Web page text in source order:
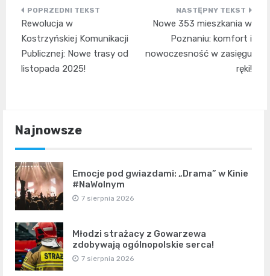
Nawigacja
wpisu
Rewolucja w
Kostrzyńskiej Komunikacji
Publicznej: Nowe trasy od
listopada 2025!
Nowe 353 mieszkania w
Poznaniu: komfort i
nowoczesność w zasięgu
ręki!
Najnowsze
Emocje pod gwiazdami: „Drama” w Kinie
#NaWolnym
7 sierpnia 2026
Młodzi strażacy z Gowarzewa
zdobywają ogólnopolskie serca!
7 sierpnia 2026